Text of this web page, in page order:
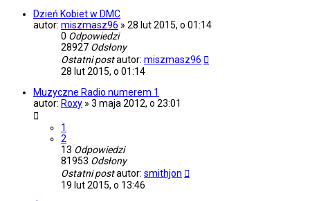
Dzień Kobiet w DMC
autor: miszmasz96 » 28 lut 2015, o 01:14
0 Odpowiedzi
28927 Odsłony
Ostatni postautor: miszmasz96
28 lut 2015, o 01:14
Muzyczne Radio numerem 1
autor: Roxy » 3 maja 2012, o 23:01
1
2
13 Odpowiedzi
81953 Odsłony
Ostatni postautor: smithjon
19 lut 2015, o 13:46